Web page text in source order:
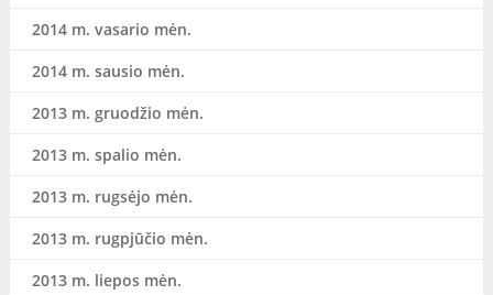
2014 m. vasario mėn.
2014 m. sausio mėn.
2013 m. gruodžio mėn.
2013 m. spalio mėn.
2013 m. rugsėjo mėn.
2013 m. rugpjūčio mėn.
2013 m. liepos mėn.